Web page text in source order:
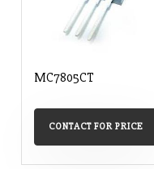
MC7805CT
CONTACT FOR PRICE